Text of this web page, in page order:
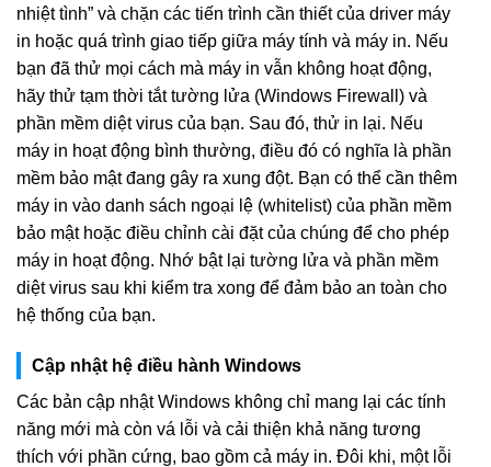
nhiệt tình” và chặn các tiến trình cần thiết của driver máy
in hoặc quá trình giao tiếp giữa máy tính và máy in. Nếu
bạn đã thử mọi cách mà máy in vẫn không hoạt động,
hãy thử tạm thời tắt tường lửa (Windows Firewall) và
phần mềm diệt virus của bạn. Sau đó, thử in lại. Nếu
máy in hoạt động bình thường, điều đó có nghĩa là phần
mềm bảo mật đang gây ra xung đột. Bạn có thể cần thêm
máy in vào danh sách ngoại lệ (whitelist) của phần mềm
bảo mật hoặc điều chỉnh cài đặt của chúng để cho phép
máy in hoạt động. Nhớ bật lại tường lửa và phần mềm
diệt virus sau khi kiểm tra xong để đảm bảo an toàn cho
hệ thống của bạn.
Cập nhật hệ điều hành Windows
Các bản cập nhật Windows không chỉ mang lại các tính
năng mới mà còn vá lỗi và cải thiện khả năng tương
thích với phần cứng, bao gồm cả máy in. Đôi khi, một lỗi